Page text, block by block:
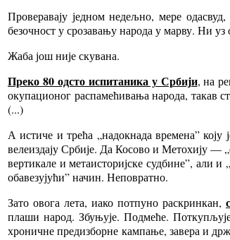
Проверавају једном недељно, мере
безочност у срозавању народа у марву. Ни
Жаба још није скувана.
Преко 80 одсто испитаника у Србији, на
окупационог распамећивања народа, такав
(...)
А истиче и трећа „надокнада времена”
велеиздају Србије. Да Косово и Метохију —
вертикале и метаисторијске судбине”, али и
обавезујући” начин. Неповратно.
Зато овога лета, иако потпуно раскринкан,
плаши народ. Збуњује. Подмеће.
хроничне предизборне кампање, завера и